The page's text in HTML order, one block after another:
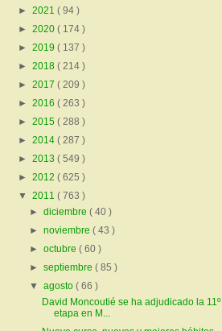
► 2021 ( 94 )
► 2020 ( 174 )
► 2019 ( 137 )
► 2018 ( 214 )
► 2017 ( 209 )
► 2016 ( 263 )
► 2015 ( 288 )
► 2014 ( 287 )
► 2013 ( 549 )
► 2012 ( 625 )
▼ 2011 ( 763 )
►diciembre( 40 )
►noviembre( 43 )
►octubre( 60 )
►septiembre( 85 )
▼agosto( 66 )
David Moncoutié se ha adjudicado la 11º
etapa en M...